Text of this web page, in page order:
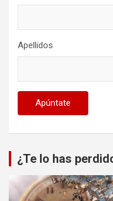
Apellidos
¿Te lo has